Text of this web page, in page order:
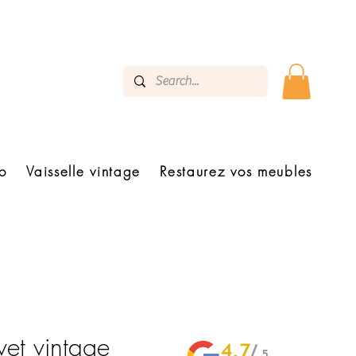
Vaisselle vintage Restaurez vos meubles
vintage